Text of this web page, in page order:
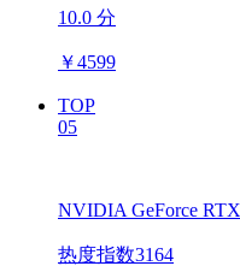
10.0 分
￥4599
TOP
05
NVIDIA GeForce
热度指数3164